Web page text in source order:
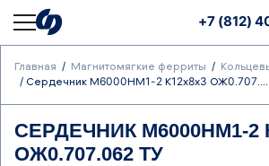
+7 (812)
Главная Магнитомягкие ферриты
Сердечник М6000НМ1-2 К12х8х3 ОЖ0.707....
СЕРДЕЧНИК М6000НМ1-2
ОЖ0.707.062 ТУ